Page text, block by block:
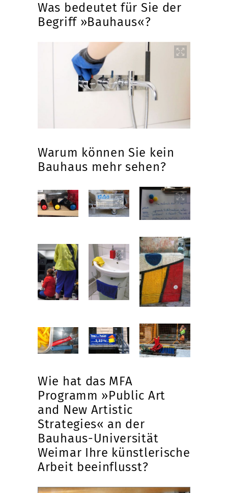
Was bedeutet für Sie der
Begriff »Bauhaus«?
Warum können Sie kein
Bauhaus mehr sehen?
Wie hat das MFA
Programm »Public Art
and New Artistic
Strategies« an der
Bauhaus-Universität
Weimar Ihre künstlerische
Arbeit beeinflusst?